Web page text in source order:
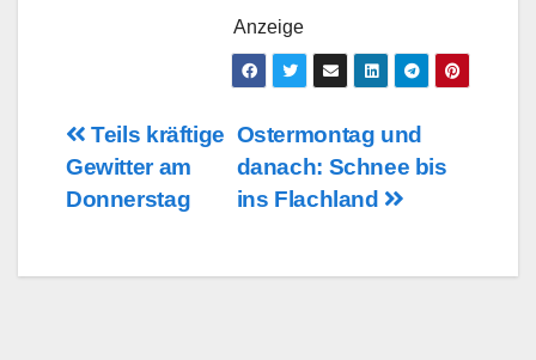
Anzeige
Beitragsnavigation
Ostermontag und
danach: Schnee bis
ins Flachland
Teils kräftige
Gewitter am
Donnerstag